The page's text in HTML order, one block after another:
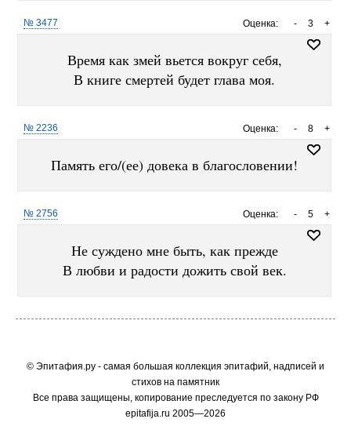
Оценка: +
3
-
№ 3477
Время как змей вьется вокруг себя,
В книге смертей будет глава моя.
Оценка: +
8
-
№ 2236
Память его/(ее) довека в благословении!
Оценка: +
5
-
№ 2756
Не суждено мне быть, как прежде
В любви и радости дожить свой век.
© Эпитафия.ру - самая большая коллекция эпитафий, надписей и
стихов на памятник
Все права защищены, копирование преследуется по закону РФ
epitafija.ru 2005—2026